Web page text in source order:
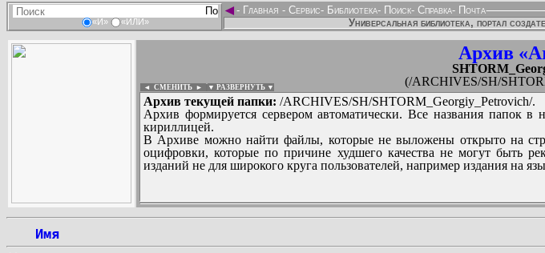
«И» «ИЛИ»
◄- Главная - Сервис- Библиотека- Поиск- Справка- Почта
Универсальная библиотека, портал
Архив
(/ARCHIVES/SH/
◄ СМЕНИТЬ ► ▼ РАЗВЕРНУТЬ ▼
Архив текущей папки: /ARCHIVES/SH/SHTORM_Georgiy_Petrovich/.
Архив формируется сервером автоматически. Все названия папок
кириллицей.
В Архиве можно найти файлы, которые не выложены открыто на
оцифровки, которые по причине худшего качества не могут быть
изданий не для широкого круга пользователей, например издания на
...
Имя